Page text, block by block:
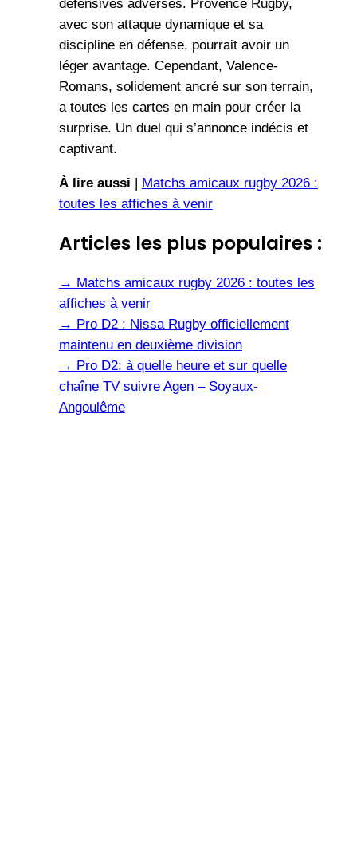
défensives adverses. Provence Rugby,
avec son attaque dynamique et sa
discipline en défense, pourrait avoir un
léger avantage. Cependant, Valence-
Romans, solidement ancré sur son terrain,
a toutes les cartes en main pour créer la
surprise. Un duel qui s’annonce indécis et
captivant.
À lire aussi | Matchs amicaux rugby 2026 :
toutes les affiches à venir
Articles les plus populaires :
→ Matchs amicaux rugby 2026 : toutes les
affiches à venir
→ Pro D2 : Nissa Rugby officiellement
maintenu en deuxième division
→ Pro D2: à quelle heure et sur quelle
chaîne TV suivre Agen – Soyaux-
Angoulême